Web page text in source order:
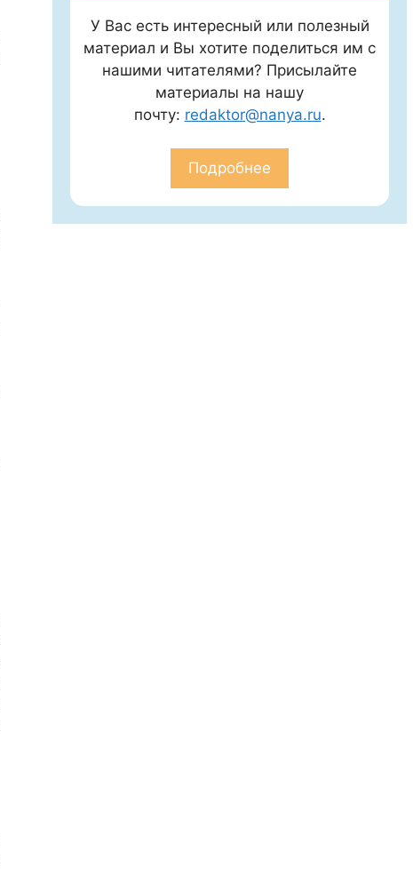
У Вас есть интересный или полезный
материал и Вы хотите поделиться им с
нашими читателями? Присылайте
материалы на нашу
почту: redaktor@nanya.ru.
Подробнее